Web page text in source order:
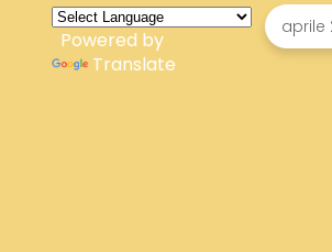
Powered by
Translate